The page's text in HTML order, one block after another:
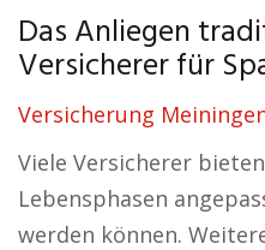
Das Anliegen
Versicherer für
Versicherung
Viele Versicherer
Lebensphasen
werden können.